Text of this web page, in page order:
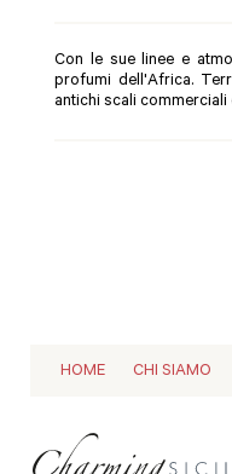
Con le sue linee e
profumi dell'Africa.
antichi scali commerciali
HOME CHI SIAMO